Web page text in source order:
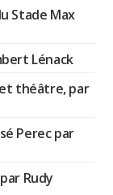
Stade Max
Lénack
et théâtre, par
Perec par
Rudy